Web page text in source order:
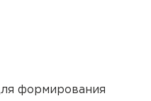
формирования